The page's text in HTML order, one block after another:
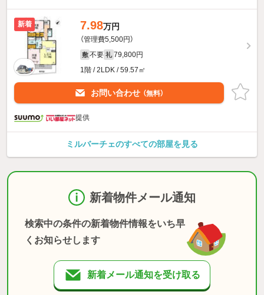
新着 7.98万円
（管理費5,500円）
敷 不要 礼 79,800円
1階 / 2LDK / 59.57㎡
お問い合わせ （無料）
提供
ミルバーチェのすべての部屋を見る
新着物件メール通知
検索中の条件の新着物件情報をいち早
くお知らせします
新着メール通知を受け取る